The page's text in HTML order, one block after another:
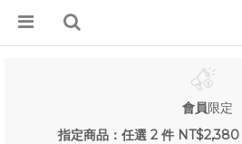
會員限定
指定商品：任選 2 件 NT$2,380